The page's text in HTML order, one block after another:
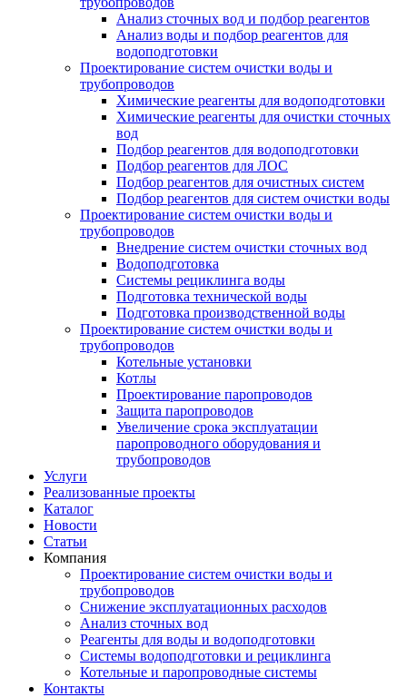
Анализ сточных вод и подбор реагентов
Анализ воды и подбор реагентов для
водоподготовки
Проектирование систем очистки воды и
трубопроводов
Химические реагенты для водоподготовки
Химические реагенты для очистки сточных
вод
Подбор реагентов для водоподготовки
Подбор реагентов для ЛОС
Подбор реагентов для очистных систем
Подбор реагентов для систем очистки воды
Проектирование систем очистки воды и
трубопроводов
Внедрение систем очистки сточных вод
Водоподготовка
Системы рециклинга воды
Подготовка технической воды
Подготовка производственной воды
Проектирование систем очистки воды и
трубопроводов
Котельные установки
Котлы
Проектирование паропроводов
Защита паропроводов
Увеличение срока эксплуатации
паропроводного оборудования и
трубопроводов
Услуги
Реализованные проекты
Каталог
Новости
Статьи
Компания
Проектирование систем очистки воды и
трубопроводов
Снижение эксплуатационных расходов
Анализ сточных вод
Реагенты для воды и водоподготовки
Системы водоподготовки и рециклинга
Котельные и паропроводные системы
Контакты